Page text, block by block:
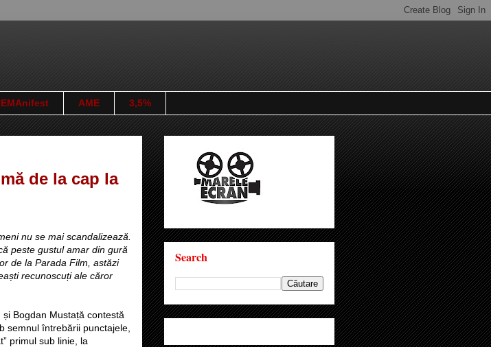
AME 3,5%
de la cap la
nu se mai scandalizează.
peste gustul amar din gură
de la Parada Film, astăzi
recunoscuți ale căror
Bogdan Mustață contestă
semnul întrebării punctajele,
primul sub linie, la
Search